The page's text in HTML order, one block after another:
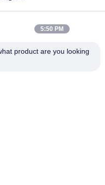
5:50 PM
product are you looking